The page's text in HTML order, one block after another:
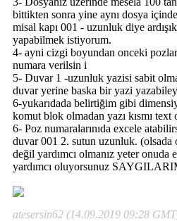
bittikten sonra yine aynı dosya
misal kapı 001 - uzunluk diye
yapabilmek istiyorum.
4- ayni cizgi boyundan onceki
numara verilsin i
5- Duvar 1 -uzunluk yazisi sabit
duvar yerine baska bir yazi
6-yukarıdada belirtiğim gibi
komut blok olmadan yazı kısmı text
6- Poz numaralarınıda excele
duvar 001 2. sutun uzunluk. (olsada
değil yardımcı olmanız yeter onuda
yardımcı oluyorsunuz
atesersin62 (14.09.2019 09:28